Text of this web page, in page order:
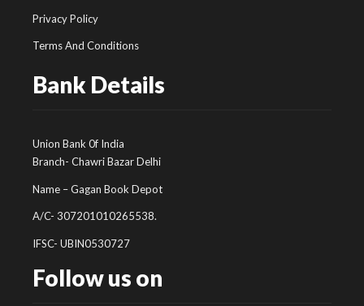
Privacy Policy
Terms And Conditions
Bank Details
Union Bank 0f India
Branch- Chawri Bazar Delhi
Name – Gagan Book Depot
A/C- 307201010265538.
IFSC- UBIN0530727
Follow us on